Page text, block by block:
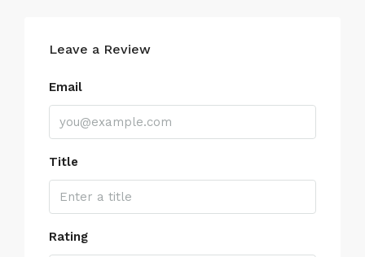
Leave a Review
Email
Title
Rating